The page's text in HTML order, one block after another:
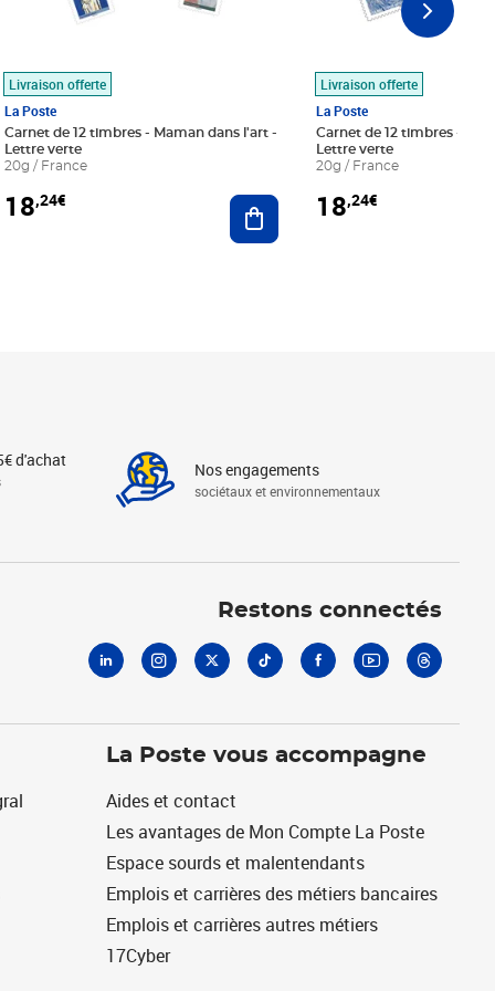
au panier
Livraison offerte
La Poste
Carnet de 12 timbres - Maman dans l'art -
Lettre verte
20g / France
18,24€ Ajouter au panier
Livraison offerte
La Poste
Carnet de 12 timbres - Le
Lettre verte
20g / France
18,24€
d'achat Nos engagements
sociétaux et environnementaux
Restons connectés
La Poste vous accompagne
Aides et contact
Les avantages de Mon Compte La Poste
Espace sourds et malentendants
Emplois et carrières des métiers bancaires
Emplois et carrières autres métiers
17Cyber